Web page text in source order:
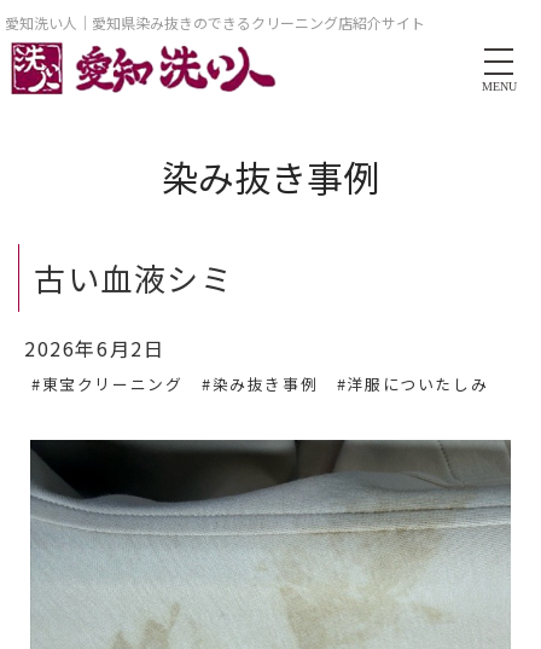
愛知洗い人｜愛知県染み抜きのできるクリーニング店紹介サイト
MENU
染み抜き事例
古い血液シミ
2026年6月2日
#東宝クリーニング #染み抜き事例 #洋服についたしみ